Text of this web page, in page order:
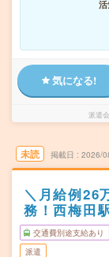
気になる!
派遣
未読 掲載日 2026/
＼月給例26
務！西梅田
交通費別途支給あり
派遣